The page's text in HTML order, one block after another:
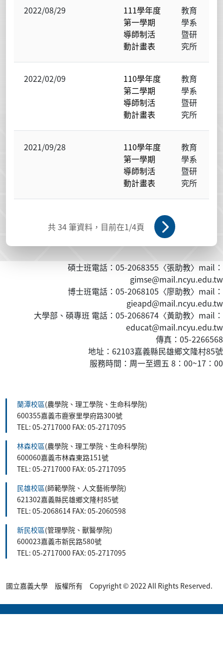
2022/08/29
111學年度
第一學期
導師制活
動計畫表
教育
學系
暨研
究所
2022/02/09
110學年度
第二學期
導師制活
動計畫表
教育
學系
暨研
究所
2021/09/28
110學年度
第一學期
導師制活
動計畫表
教育
學系
暨研
究所
共34 筆資料，目前在1/4頁
碩士班電話：05-2068355〈張助教〉mail：
gimse@mail.ncyu.edu.tw
博士班電話：05-2068105〈廖助教〉mail：
gieapd@mail.ncyu.edu.tw
大學部、碩專班 電話：05-2068674〈黃助教〉mail：
educat@mail.ncyu.edu.tw
傳真：05-2266568
地址：62103嘉義縣民雄鄉文隆村85號
服務時間：周一至週五 8：00~17：00
蘭潭校區(農學院、理工學院、生命科學院)
600355嘉義市鹿寮里學府路300號
TEL: 05-2717000 FAX: 05-2717095
林森校區(農學院、理工學院、生命科學院)
600060嘉義市林森東路151號
TEL: 05-2717000 FAX: 05-2717095
民雄校區(師範學院、人文藝術學院)
621302嘉義縣民雄鄉文隆村85號
TEL: 05-2068614 FAX: 05-2060598
新民校區(管理學院、獸醫學院)
600023嘉義市新民路580號
TEL: 05-2717000 FAX: 05-2717095
國立嘉義大學 版權所有 Copyright © 2022 All Rights Reserved.